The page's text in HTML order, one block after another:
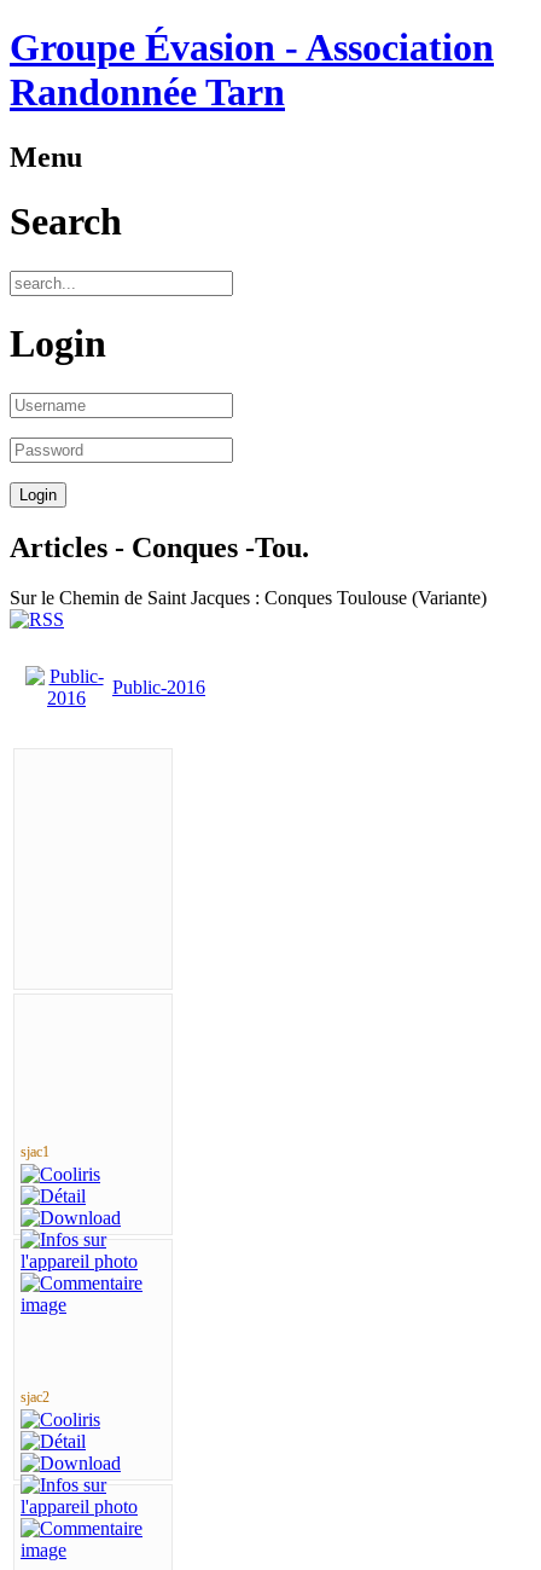
Groupe Évasion - Association
Randonnée Tarn
Menu
Search
Login
Articles - Conques -Tou.
Sur le Chemin de Saint Jacques : Conques Toulouse (Variante)
Public-2016
sjac1
sjac2